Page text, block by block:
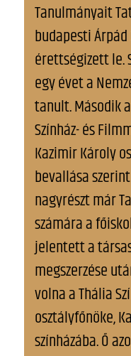
Tanulmányait
budapesti
érettségizett
egy évet a
tanult. Második
Színház- és
Kazimir Károly
bevallása
nagyrészt már
számára a
jelentett a
megszerzése
volna a Thália
osztályfőnöke,
színházába. Ő